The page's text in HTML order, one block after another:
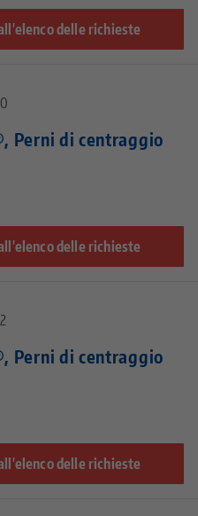
delle richieste
Perni di centraggio
delle richieste
Perni di centraggio
delle richieste